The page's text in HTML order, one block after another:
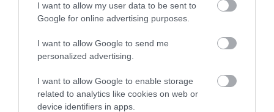
I want to allow my user data to be sent to
Google for online advertising purposes.
I want to allow Google to send me
personalized advertising.
I want to allow Google to enable storage
related to analytics like cookies on web or
device identifiers in apps.
Még több tipp a hőségben!
Tényleg segít a citromos víz a mostani
hőségben?
Fontos viszont, hogy a tusolás önmagában nem
váltja ki a többi óvintézkedést. Hőségben továbbra